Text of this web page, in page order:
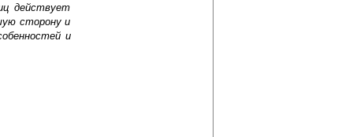
действует
сторону и
и